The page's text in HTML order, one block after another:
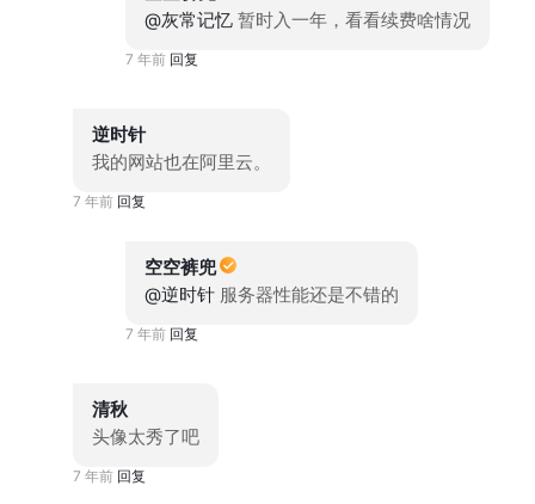
@灰常记忆 暂时入一年，看看续费啥情况
7 年前 回复
逆时针
我的网站也在阿里云。
7 年前 回复
空空裤兜
@逆时针 服务器性能还是不错的
7 年前 回复
清秋
头像太秀了吧
7 年前 回复